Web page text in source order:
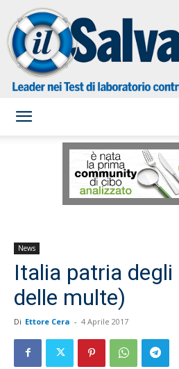
News
Italia patria
delle multe)
Di Ettore Cera - 4 Aprile 2017